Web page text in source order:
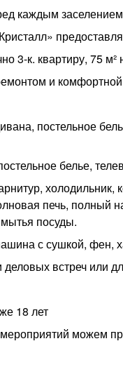
каждым
3-к. квартиру, 75 м²
и комфортной
постельное
белье,
холодильник,
печь, полный
посуды.
с сушкой, фен,
встреч или
18 лет
можем